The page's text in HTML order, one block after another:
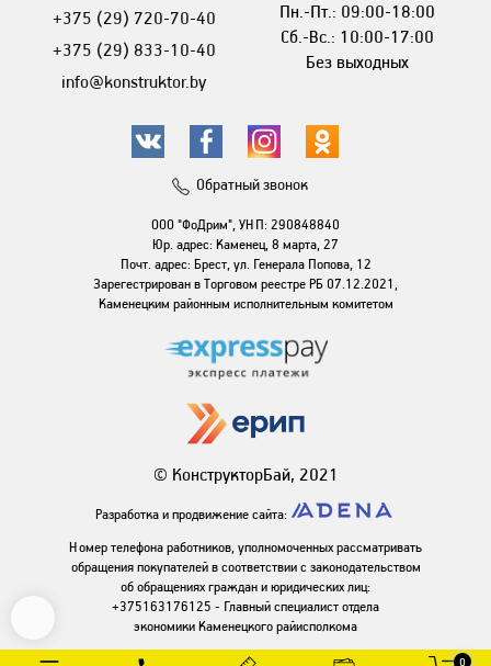
0
+375 (29) 720-70-40
+375 (29) 833-10-40
info@konstruktor.by
Пн.-Пт.: 09:00-18:00
Сб.-Вс.: 10:00-17:00
Без выходных
Обратный звонок
ООО "ФоДрим", УНП: 290848840
Юр. адрес: Каменец, 8 марта, 27
Почт. адрес: Брест, ул. Генерала Попова, 12
Зарегестрирован в Торговом реестре РБ 07.12.2021,
Каменецким районным исполнительным комитетом
© КонструкторБай, 2021
Разработка и продвижение сайта:
Номер телефона работников, уполномоченных рассматривать
обращения покупателей в соответствии с законодательством
об обращениях граждан и юридических лиц:
+375163176125 - Главный специалист отдела
экономики Каменецкого райисполкома